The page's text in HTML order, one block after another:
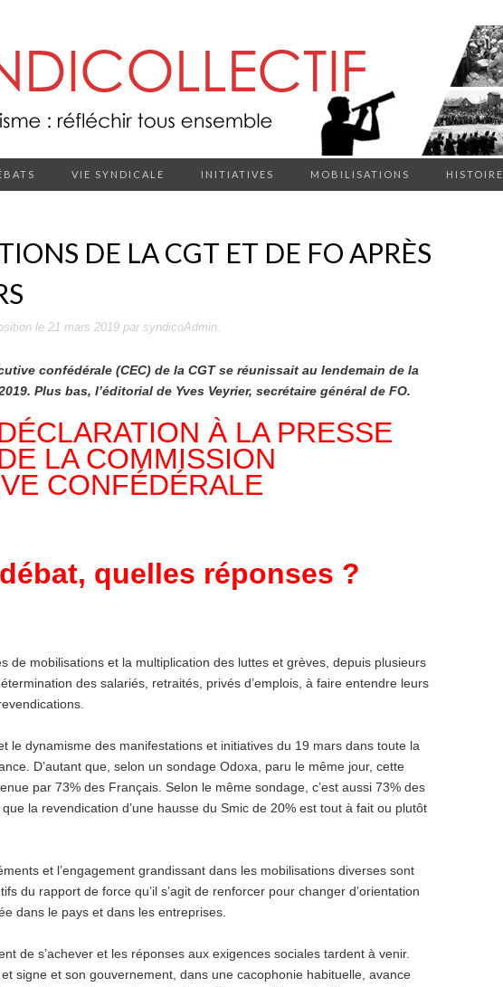
VIE SYNDICALE INITIATIVES MOBILISATIONS HISTOIRE
DE LA CGT ET DE FO APRÈS
le 21 mars 2019 par syndicoAdmin.
confédérale (CEC) de la CGT se réunissait au lendemain de la
Plus bas, l’éditorial de Yves Veyrier, secrétaire général de FO.
À LA PRESSE
LA COMMISSION
CONFÉDÉRALE
quelles réponses ?
de mobilisations et la multiplication des luttes et grèves, depuis plusieurs
des salariés, retraités, privés d’emplois, à faire entendre leurs
le dynamisme des manifestations et initiatives du 19 mars dans toute la
D’autant que, selon un sondage Odoxa, paru le même jour, cette
par 73% des Français. Selon le même sondage, c’est aussi 73% des
la revendication d’une hausse du Smic de 20% est tout à fait ou plutôt
et l’engagement grandissant dans les mobilisations diverses sont
du rapport de force qu’il s’agit de renforcer pour changer d’orientation
dans le pays et dans les entreprises.
de s’achever et les réponses aux exigences sociales tardent à venir.
signe et son gouvernement, dans une cacophonie habituelle, avance